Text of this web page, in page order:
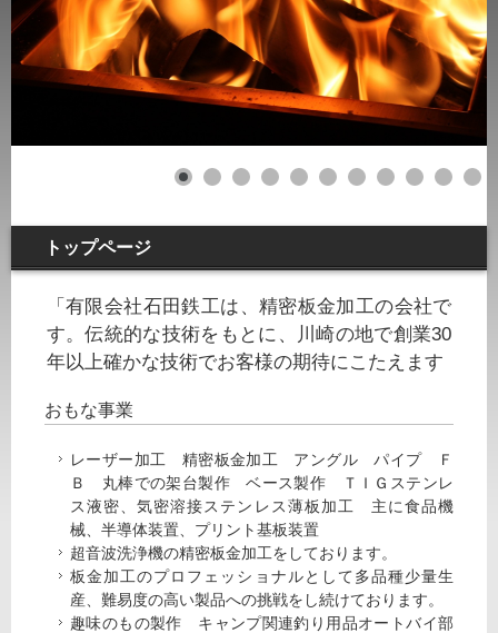
トップページ
「有限会社石田鉄工は、精密板金加工の会社で
す。伝統的な技術をもとに、川崎の地で創業30
年以上確かな技術でお客様の期待にこたえます
おもな事業
レーザー加工 精密板金加工 アングル パイプ Ｆ
Ｂ 丸棒での架台製作 ベース製作 ＴＩＧステンレ
ス液密、気密溶接ステンレス薄板加工 主に食品機
械、半導体装置、プリント基板装置
超音波洗浄機の精密板金加工をしております。
板金加工のプロフェッショナルとして多品種少量生
産、難易度の高い製品への挑戦をし続けております。
趣味のもの製作 キャンプ関連釣り用品オートバイ部